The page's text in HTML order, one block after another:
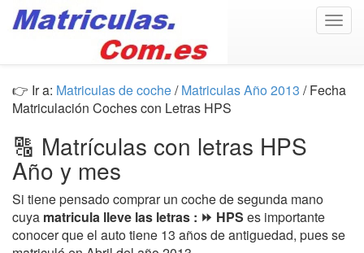
👉 Ir a: Matriculas de coche/Matriculas Año 2013 / Fecha
Matriculación Coches con Letras HPS
🔠 Matrículas con letras HPS
Año y mes
Si tiene pensado comprar un coche de segunda mano
cuya matricula lleve las letras : ⏩ HPS es importante
conocer que el auto tiene 13 años de antiguedad, pues se